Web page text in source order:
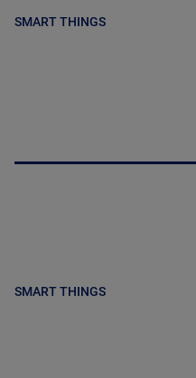
SMART THINGS
SMART THINGS